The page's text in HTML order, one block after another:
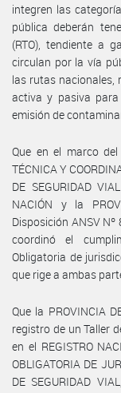
integren las
pública deberán
(RTO), tendiente a
circulan por la vía
las rutas nacionales,
activa y pasiva
emisión de
Que en el marco del
TÉCNICA Y
DE SEGURIDAD
NACIÓN y la
Disposición ANSV
coordinó el
Obligatoria de
que rige a ambas
Que la PROVINCIA
registro de un Taller
en el REGISTRO
OBLIGATORIA DE
DE SEGURIDAD